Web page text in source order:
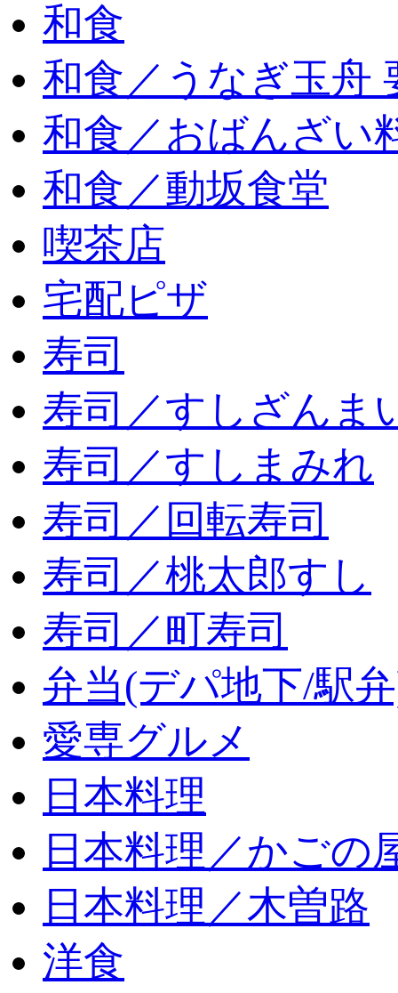
和食
和食／うなぎ玉舟
和食／おばんざい
和食／動坂食堂
喫茶店
宅配ピザ
寿司
寿司／すしざんま
寿司／すしまみれ
寿司／回転寿司
寿司／桃太郎すし
寿司／町寿司
弁当(デパ地下/駅
愛専グルメ
日本料理
日本料理／かごの
日本料理／木曽路
洋食